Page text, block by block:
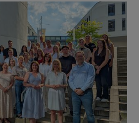
bei der Stadt